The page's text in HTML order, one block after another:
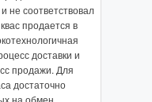
не соответствовал
продается в
доставки и
продажи. Для
достаточно